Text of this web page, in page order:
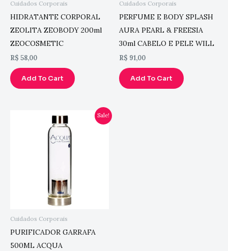
Cuidados Corporais
HIDRATANTE CORPORAL
ZEOLITA ZEOBODY 200ml
ZEOCOSMETIC
R$ 58,00
Add To Cart
Cuidados Corporais
PERFUME E BODY SPLASH
AURA PEARL & FREESIA
30ml CABELO E PELE WILL
R$ 91,00
Add To Cart
Sale!
Cuidados Corporais
PURIFICADOR GARRAFA
500ML ACQUA
Original
price
was:
R$ 1.180,00.
Current